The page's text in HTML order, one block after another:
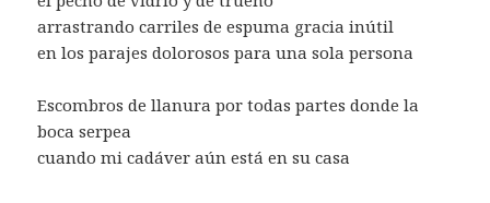
arrastrando carriles de espuma gracia inútil
en los parajes dolorosos para una sola persona
Escombros de llanura por todas partes donde la
boca serpea
cuando mi cadáver aún está en su casa